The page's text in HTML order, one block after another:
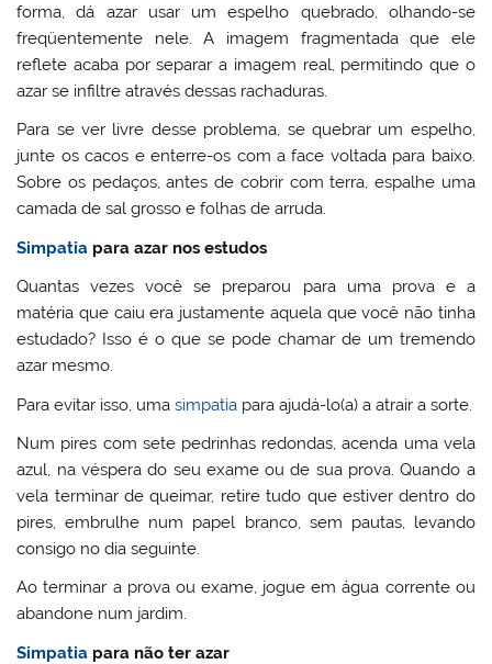
forma, dá azar usar um espelho quebrado, olhando-se
freqüentemente nele. A imagem fragmentada que ele
reflete acaba por separar a imagem real, permitindo que o
azar se infiltre através dessas rachaduras.
Para se ver livre desse problema, se quebrar um espelho,
junte os cacos e enterre-os com a face voltada para baixo.
Sobre os pedaços, antes de cobrir com terra, espalhe uma
camada de sal grosso e folhas de arruda.
Simpatia para azar nos estudos
Quantas vezes você se preparou para uma prova e a
matéria que caiu era justamente aquela que você não tinha
estudado? Isso é o que se pode chamar de um tremendo
azar mesmo.
Para evitar isso, umasimpatia para ajudá-lo(a) a atrair a sorte.
Num pires com sete pedrinhas redondas, acenda uma vela
azul, na véspera do seu exame ou de sua prova. Quando a
vela terminar de queimar, retire tudo que estiver dentro do
pires, embrulhe num papel branco, sem pautas, levando
consigo no dia seguinte.
Ao terminar a prova ou exame, jogue em água corrente ou
abandone num jardim.
Simpatia para não ter azar